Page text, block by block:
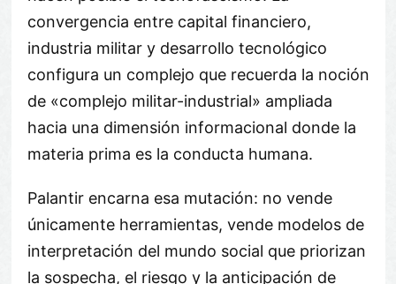
convergencia entre capital financiero,
industria militar y desarrollo tecnológico
configura un complejo que recuerda la noción
de «complejo militar-industrial» ampliada
hacia una dimensión informacional donde la
materia prima es la conducta humana.
Palantir encarna esa mutación: no vende
únicamente herramientas, vende modelos de
interpretación del mundo social que priorizan
la sospecha, el riesgo y la anticipación de